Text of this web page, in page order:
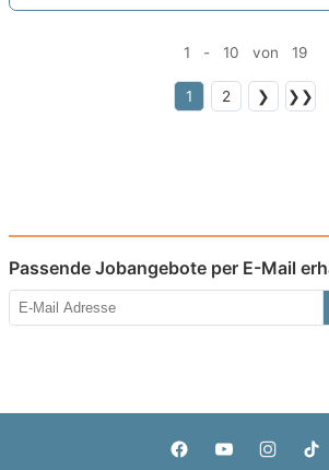
1 - 10 von 19
1 2 ❯ ❯❯
Passende Jobangebote per E-Mail